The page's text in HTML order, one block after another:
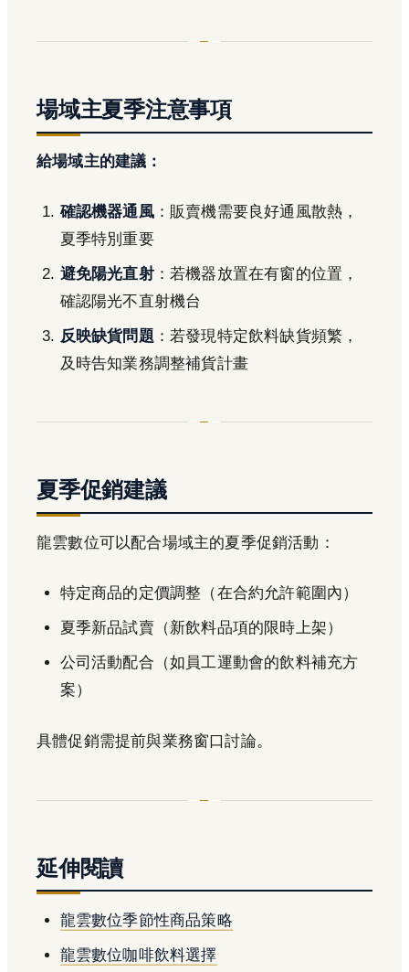
場域主夏季注意事項
給場域主的建議：
確認機器通風：販賣機需要良好通風散熱，
夏季特別重要
避免陽光直射：若機器放置在有窗的位置，
確認陽光不直射機台
反映缺貨問題 ：若發現特定飲料缺貨頻繁，
及時告知業務調整補貨計畫
夏季促銷建議
龍雲數位可以配合場域主的夏季促銷活動：
特定商品的定價調整（在合約允許範圍內）
夏季新品試賣（新飲料品項的限時上架）
公司活動配合（如員工運動會的飲料補充方
案）
具體促銷需提前與業務窗口討論。
延伸閱讀
龍雲數位季節性商品策略
龍雲數位咖啡飲料選擇